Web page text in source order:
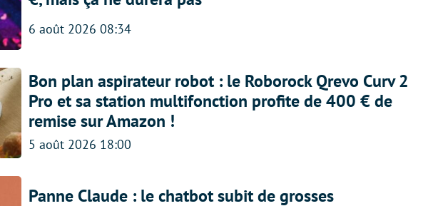
6 août 2026 08:34
Bon plan aspirateur robot : le Roborock Qrevo Curv 2
Pro et sa station multifonction profite de 400 € de
remise sur Amazon !
5 août 2026 18:00
Panne Claude : le chatbot subit de grosses